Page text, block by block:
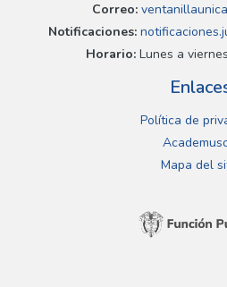
Correo:
Notificaciones:
Horario:Lunes a
Política de
Mapa del